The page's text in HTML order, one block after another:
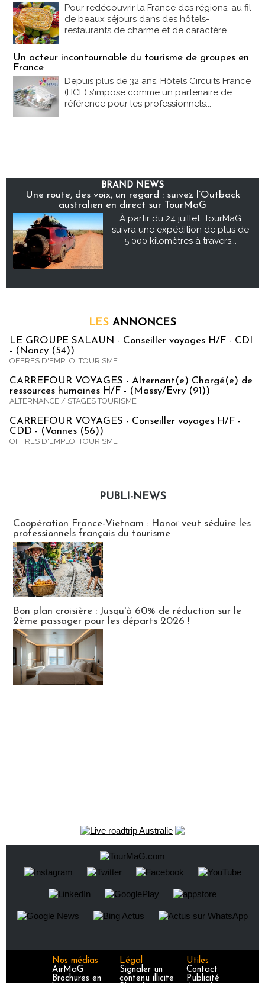
Pour redécouvrir la France des régions, au fil
de beaux séjours dans des hôtels-
restaurants de charme et de caractère....
Un acteur incontournable du tourisme de groupes en
France
Depuis plus de 32 ans, Hôtels Circuits France
(HCF) s’impose comme un partenaire de
référence pour les professionnels...
BRAND NEWS
Une route, des voix, un regard : suivez l’Outback
australien en direct sur TourMaG
À partir du 24 juillet, TourMaG
suivra une expédition de plus de
5 000 kilomètres à travers...
LES ANNONCES
LE GROUPE SALAUN - Conseiller voyages H/F - CDI
- (Nancy (54))
OFFRES D'EMPLOI TOURISME
CARREFOUR VOYAGES - Alternant(e) Chargé(e) de
ressources humaines H/F - (Massy/Evry (91))
ALTERNANCE / STAGES TOURISME
CARREFOUR VOYAGES - Conseiller voyages H/F -
CDD - (Vannes (56))
OFFRES D'EMPLOI TOURISME
PUBLI-NEWS
Coopération France-Vietnam : Hanoï veut séduire les
professionnels français du tourisme
Bon plan croisière : Jusqu'à 60% de réduction sur le
2ème passager pour les départs 2026 !
Nos médias
AirMaG
Brochures en
Légal
Signaler un
contenu illicite
Utiles
Contact
Publicité